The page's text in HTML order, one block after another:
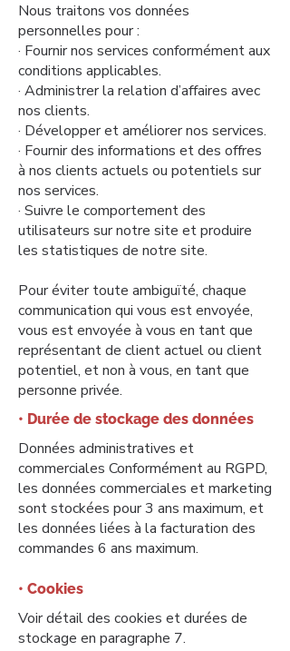
Nous traitons vos données
personnelles pour :
· Fournir nos services conformément aux
conditions applicables.
· Administrer la relation d’affaires avec
nos clients.
· Développer et améliorer nos services.
· Fournir des informations et des offres
à nos clients actuels ou potentiels sur
nos services.
· Suivre le comportement des
utilisateurs sur notre site et produire
les statistiques de notre site.
Pour éviter toute ambiguïté, chaque
communication qui vous est envoyée,
vous est envoyée à vous en tant que
représentant de client actuel ou client
potentiel, et non à vous, en tant que
personne privée.
• Durée de stockage des données
Données administratives et
commerciales Conformément au RGPD,
les données commerciales et marketing
sont stockées pour 3 ans maximum, et
les données liées à la facturation des
commandes 6 ans maximum.
• Cookies
Voir détail des cookies et durées de
stockage en paragraphe 7.